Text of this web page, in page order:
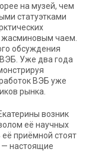
на музей, чем
статуэтками
чаем.
обсуждения
Уже два года
ВЭБ уже
рынка.
возник
её научных
приёмной стоят
— настоящие